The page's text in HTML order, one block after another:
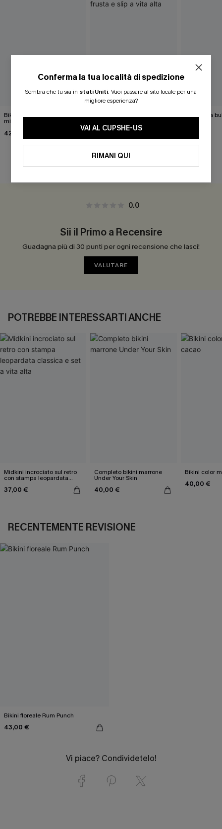
Bikini con motivo paisley
mitologico
42,00 €
slip a vita alta
40,00 €
Bikini rosa
RECENSIONI DEI CLIENTI
0.0
Sii il Primo a Recensire
Guadagna più di 30 punti per ogni recensione che lasci!
VALUTARE
POTREBBE INTERESSARTI ANCHE
Midkini incrociato sul retro
con stampa leopardata
37,00 €
Completo bikini marrone
Under Your Skin
40,00 €
Bikini color
40,00 €
RECENTEMENTE REVISIONE
Bikini floreale Rum Punch
43,00 €
Vi piace? Condividetelo!
Conferma la tua località di spedizione
Sembra che tu sia in stati Uniti. Vuoi passare al sito locale per una
migliore esperienza?
VAI AL CUPSHE-US
RIMANI QUI